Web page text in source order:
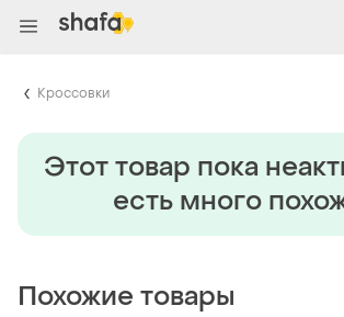
Кроссовки
Этот товар пока
есть много
Похожие товары